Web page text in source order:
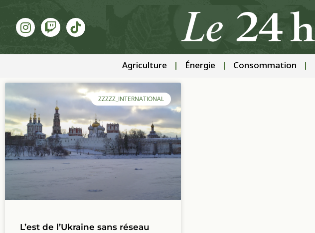
Agriculture Énergie Consommation
ZZZZZ_INTERNATIONAL
L’est de l’Ukraine sans réseau